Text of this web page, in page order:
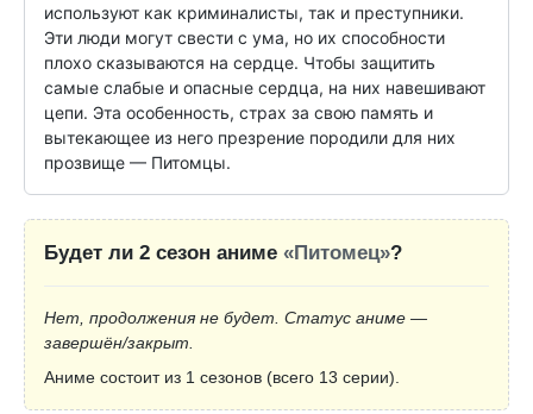
используют как криминалисты, так и преступники.
Эти люди могут свести с ума, но их способности
плохо сказываются на сердце. Чтобы защитить
самые слабые и опасные сердца, на них навешивают
цепи. Эта особенность, страх за свою память и
вытекающее из него презрение породили для них
прозвище — Питомцы.
Будет ли 2 сезон аниме «Питомец»?
Нет, продолжения не будет. Статус аниме —
завершён/закрыт.
Аниме состоит из 1 сезонов (всего 13 серии).